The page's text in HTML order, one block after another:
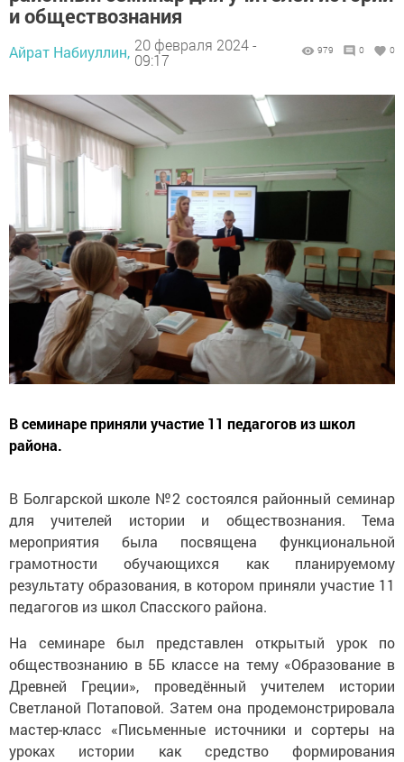
и обществознания
Айрат Набиуллин, 20 февраля 2024 -
09:17
979 0 0
В семинаре приняли участие 11 педагогов из школ
района.
В Болгарской школе №2 состоялся районный семинар
для учителей истории и обществознания. Тема
мероприятия была посвящена функциональной
грамотности обучающихся как планируемому
результату образования, в котором приняли участие 11
педагогов из школ Спасского района.
На семинаре был представлен открытый урок по
обществознанию в 5Б классе на тему «Образование в
Древней Греции», проведённый учителем истории
Светланой Потаповой. Затем она продемонстрировала
мастер-класс «Письменные источники и сортеры на
уроках истории как средство формирования